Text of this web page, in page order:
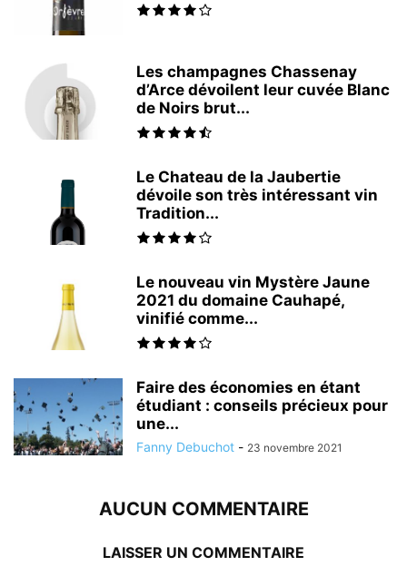
Les champagnes Chassenay
d’Arce dévoilent leur cuvée Blanc
de Noirs brut...
Le Chateau de la Jaubertie
dévoile son très intéressant vin
Tradition...
Le nouveau vin Mystère Jaune
2021 du domaine Cauhapé,
vinifié comme...
Faire des économies en étant
étudiant : conseils précieux pour
une...
Fanny Debuchot - 23 novembre 2021
AUCUN COMMENTAIRE
LAISSER UN COMMENTAIRE